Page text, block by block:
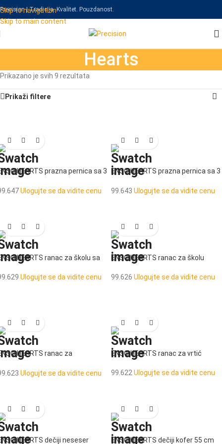
Skip to navigation
Skip to main content
Precision | Tradicija. Kvalitet. Pouzdanost.
Hearts
Prikazano je svih 9 rezultata
Prikaži filtere
HEARTS prazna pernica sa 3
Ulogujte se da vidite cenu
ENSO HEARTS prazna pernica sa 3
99.643 Ulogujte se da vidite cenu
HEARTS ranac za školu sa
Ulogujte se da vidite cenu
ENSO HEARTS ranac za školu
99.626 Ulogujte se da vidite cenu
HEARTS ranac za
Ulogujte se da vidite cenu
ENSO HEARTS ranac za vrtić
99.622 Ulogujte se da vidite cenu
HEARTS dečiji neseser ENSO HEARTS dečiji kofer 55 cm